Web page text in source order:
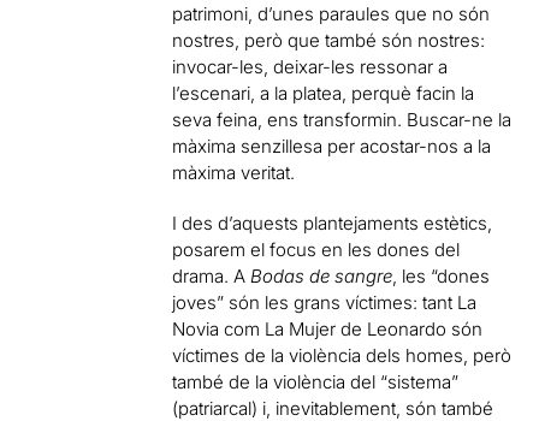
patrimoni, d’unes paraules que no són
nostres, però que també són nostres:
invocar-les, deixar-les ressonar a
l’escenari, a la platea, perquè facin la
seva feina, ens transformin. Buscar-ne la
màxima senzillesa per acostar-nos a la
màxima veritat.
I des d’aquests plantejaments estètics,
posarem el focus en les dones del
drama. A Bodas de sangre, les “dones
joves” són les grans víctimes: tant La
Novia com La Mujer de Leonardo són
víctimes de la violència dels homes, però
també de la violència del “sistema”
(patriarcal) i, inevitablement, són també